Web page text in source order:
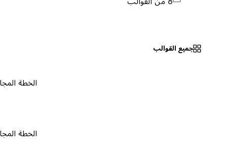
جميع القوالب
الخطة المجانية ٠
الخطة المجانية ٠